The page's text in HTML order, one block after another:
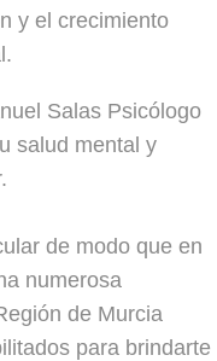
y el crecimiento
Salas Psicólogo
salud mental y
de modo que en
numerosa
de Murcia
para brindarte